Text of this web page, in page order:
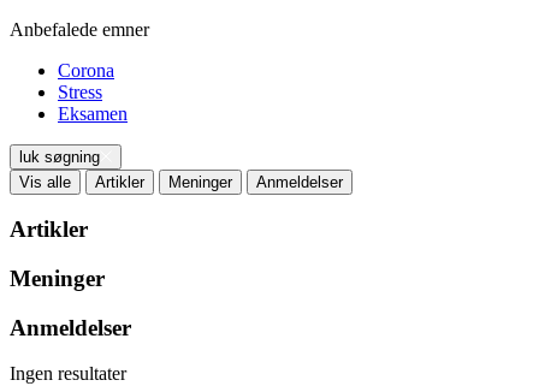
Anbefalede emner
Corona
Stress
Eksamen
luk søgning
Vis alle
Artikler Meninger Anmeldelser
Artikler
Meninger
Anmeldelser
Ingen resultater